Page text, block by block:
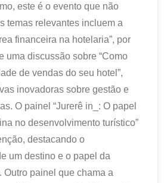
este é o evento que não
temas relevantes incluem a
financeira na hotelaria”, por
uma discussão sobre “Como
de vendas do seu hotel”,
inovadoras sobre gestão e
O painel “Jurerê in_: O papel
no desenvolvimento turístico”
destacando o
um destino e o papel da
Outro painel que chama a